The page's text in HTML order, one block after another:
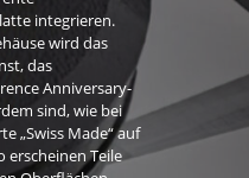
integrieren.
wird das
das
Anniversary-
sind, wie bei
„Swiss Made“ auf
erscheinen Teile